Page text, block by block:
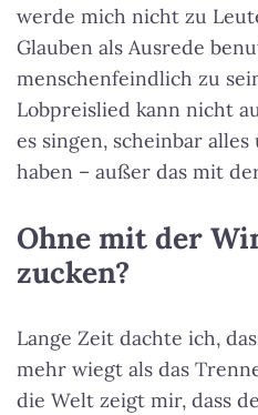
werde mich nicht zu
Glauben als Ausrede
menschenfeindlich zu
Lobpreislied kann nicht
es singen, scheinbar
haben – außer das mit
Ohne mit der
zucken?
Lange Zeit dachte ich,
mehr wiegt als das
die Welt zeigt mir, dass